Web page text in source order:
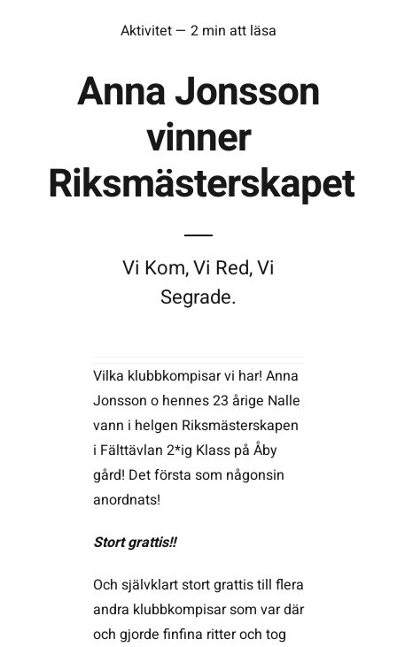
Nyheter,
reportage och
kuriosa
protokoll
Arkiv
Aktivitet — 2 min att läsa
Anna Jonsson
vinner
Riksmästerskapet
Vi Kom, Vi Red, Vi
Segrade.
Vilka klubbkompisar vi har! Anna
Jonsson o hennes 23 årige Nalle
vann i helgen Riksmästerskapen
i Fälttävlan 2*ig Klass på Åby
gård! Det första som någonsin
anordnats!
Stort grattis!!
Och självklart stort grattis till flera
andra klubbkompisar som var där
och gjorde finfina ritter och tog